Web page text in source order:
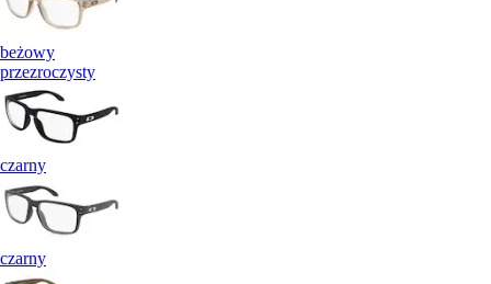
beżowy
przezroczysty
czarny
czarny